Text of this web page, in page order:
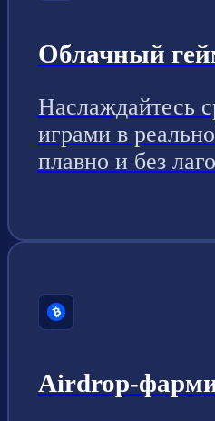
Облачный
Наслаждайтесь
играми в
плавно и без
Airdrop-